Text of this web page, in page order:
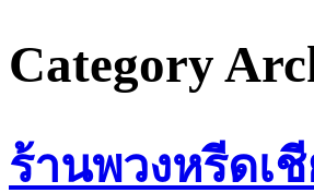
Category
ร้านพวงหรีดเ